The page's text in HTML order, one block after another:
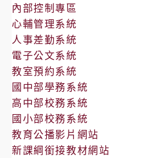
內部控制專區
心輔管理系統
人事差勤系統
電子公文系統
教室預約系統
國中部學務系統
高中部校務系統
國小部校務系統
教育公播影片網站
新課綱銜接教材網站